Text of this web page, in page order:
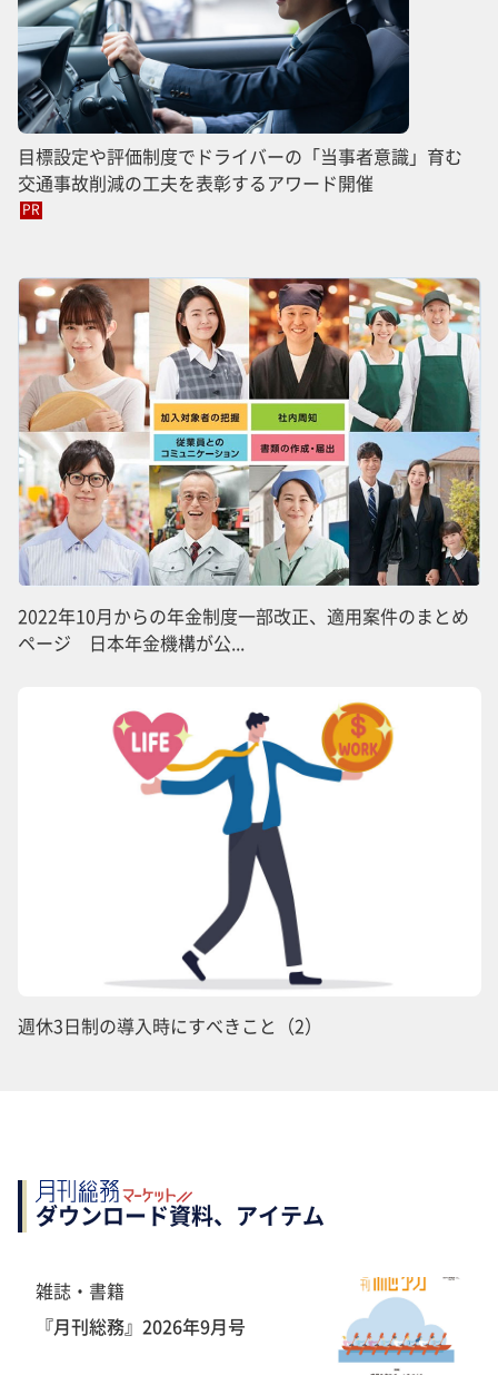
目標設定や評価制度でドライバーの「当事者意識」育む
交通事故削減の工夫を表彰するアワード開催
PR
2022年10月からの年金制度一部改正、適用案件のまとめ
ページ 日本年金機構が公...
週休3日制の導入時にすべきこと（2）
ダウンロード資料、アイテム
雑誌・書籍
『月刊総務』2026年9月号